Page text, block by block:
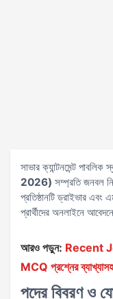
সাভার ক্যান্টনমেন্ট
2026) সম্প্রতি জনবল
প্রতিষ্ঠানটি ড্রাইভার
প্রার্থীদের অনলাইনে
আরও পড়ুন: Recent
MCQ প্রশ্নের
পদের বিবরণ ও